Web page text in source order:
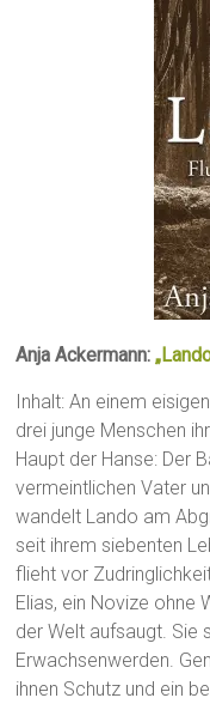
Anja Ackermann:
Inhalt: An einem
drei junge Menschen
Haupt der Hanse: Der
vermeintlichen Vater
wandelt Lando am
seit ihrem siebenten
flieht vor
Elias, ein Novize ohne
der Welt aufsaugt. Sie
Erwachsenwerden.
ihnen Schutz und ein